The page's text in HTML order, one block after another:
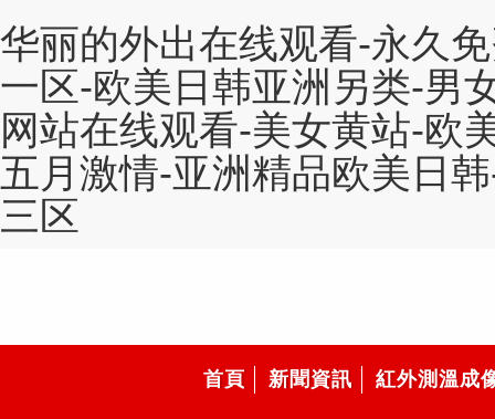
华丽的外出在线观看-永久
一区-欧美日韩亚洲另类-男
网站在线观看-美女黄站-欧
五月激情-亚洲精品欧美日
三区
首頁 新聞資訊 紅外測溫成